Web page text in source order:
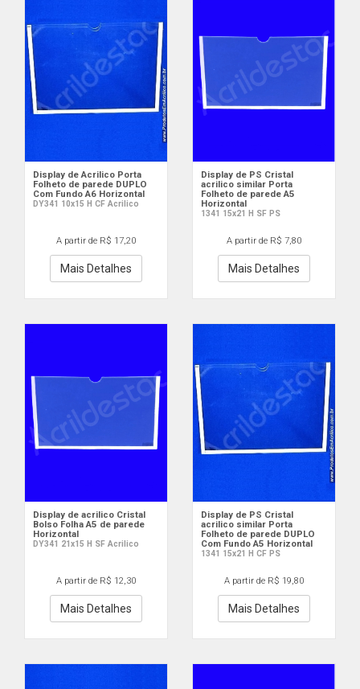
Display de Acrilico Porta
Folheto de parede DUPLO
Com Fundo A6 Horizontal
DY341 10x15 H CF Acrilico
A partir de R$ 17,20
Mais Detalhes
Display de PS Cristal
acrilico similar Porta
Folheto de parede A5
Horizontal
1341 15x21 H SF PS
A partir de R$ 7,80
Mais Detalhes
Display de acrilico Cristal
Bolso Folha A5 de parede
Horizontal
DY341 21x15 H SF Acrilico
A partir de R$ 12,30
Mais Detalhes
Display de PS Cristal
acrilico similar Porta
Folheto de parede DUPLO
Com Fundo A5 Horizontal
1341 15x21 H CF PS
A partir de R$ 19,80
Mais Detalhes